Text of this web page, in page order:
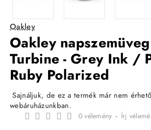
Oakley
Oakley
Turbine - Grey Ink /
Ruby Polarized
Sajnáljuk, de ez a termék már nem
webáruházunkban.
0 vélemény - Írj